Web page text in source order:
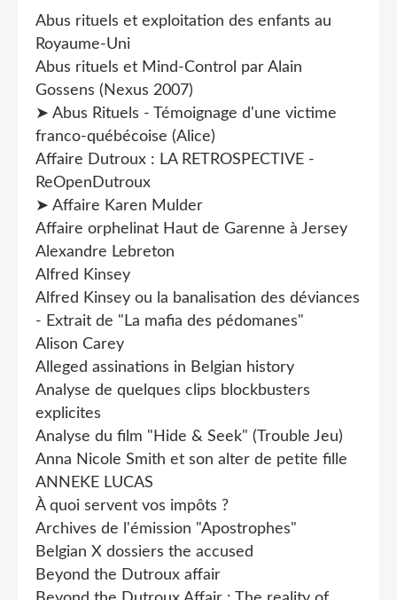
Abus rituels et exploitation des enfants au
Royaume-Uni
Abus rituels et Mind-Control par Alain
Gossens (Nexus 2007)
➤ Abus Rituels - Témoignage d'une victime
franco-québécoise (Alice)
Affaire Dutroux : LA RETROSPECTIVE -
ReOpenDutroux
➤ Affaire Karen Mulder
Affaire orphelinat Haut de Garenne à Jersey
Alexandre Lebreton
Alfred Kinsey
Alfred Kinsey ou la banalisation des déviances
- Extrait de "La mafia des pédomanes"
Alison Carey
Alleged assinations in Belgian history
Analyse de quelques clips blockbusters
explicites
Analyse du film "Hide & Seek" (Trouble Jeu)
Anna Nicole Smith et son alter de petite fille
ANNEKE LUCAS
À quoi servent vos impôts ?
Archives de l'émission "Apostrophes"
Belgian X dossiers the accused
Beyond the Dutroux affair